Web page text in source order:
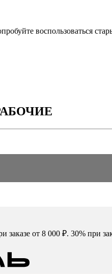
воспользоваться
заказе от 8 000 ₽. 30% при